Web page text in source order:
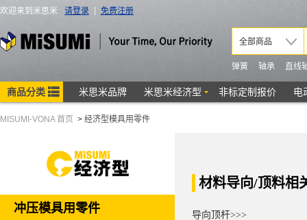
MISUMI-VONA 首页 > 经济型模具用零件
冲压模具用零件
材料导向/顶料相
导向顶杆>>>